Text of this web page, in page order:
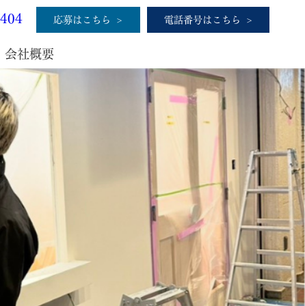
応募はこちら 電話番号はこちら
会社概要